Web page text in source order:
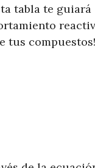
tabla te
tus compuestos!